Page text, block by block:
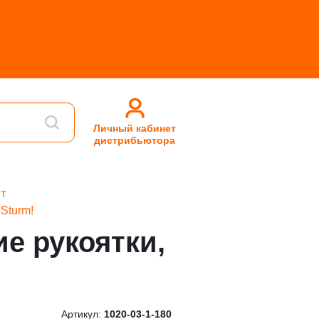
Личный кабинет
дистрибьютора
рукоятки,
Артикул: 1020-03-1-180